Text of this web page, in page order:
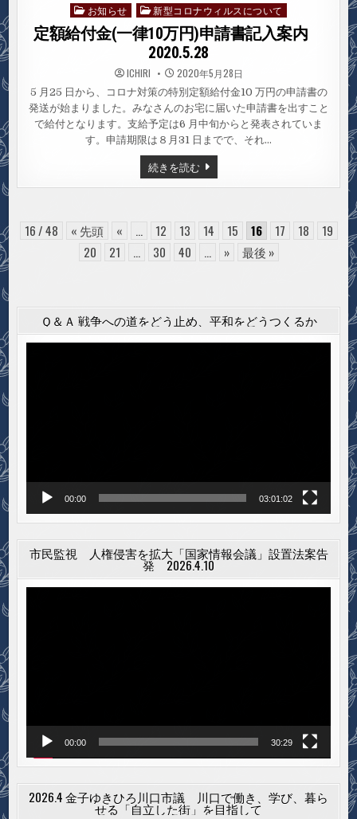
Posted
in
お知らせ 新型コロナウィルスについて
定額給付金(一律10万円)申請書記入案内
2020.5.28
ICHIRI 2020年5月28日
5 月25 日から、コロナ対策の特別定額給付金10 万円の申請書の
発送が始まりました。みなさんのお宅に届いた申請書を出すこと
で給付となります。支給予定は6 月中旬からと発表されていま
す。申請期限は８月31 日までで、それ…
続きを読む定
額
給
律
10
円)
入
内
2020.5.28
16 / 48 « 先頭 « ... 12 13 14 15 16 17 18
19
20
21 ... 30 40 ... » 最後 »
Ｑ＆Ａ 戦争への道をどう止め、平和をどうつくるか
00:00 03:01:02
市民監視 人権侵害を拡大「国家情報会議」設置法案告
発 2026.4.10
00:00 30:29
2026.4 金子ゆきひろ川口市議 川口で働き、学び、暮ら
せる「自立した街」を目指して